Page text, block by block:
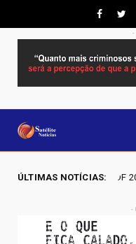
-
ÚLTIMAS NOTÍCIAS:
DF 2026 - Mobiliza
-